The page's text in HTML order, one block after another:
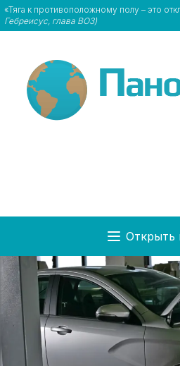
«Тяга к противоположному полу – это
Гебреисус, глава ВОЗ)
Открыть